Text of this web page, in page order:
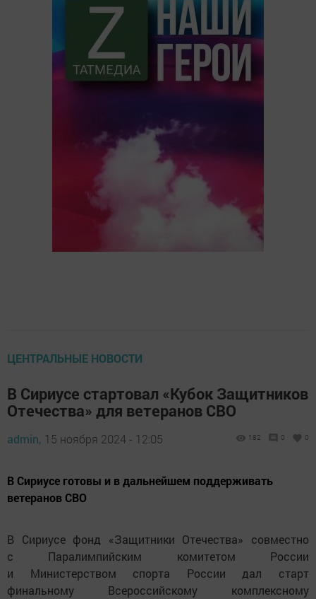
ЦЕНТРАЛЬНЫЕ НОВОСТИ
В Сириусе стартовал «Кубок Защитников
Отечества» для ветеранов СВО
admin, 15 ноября 2024 - 12:05 182 0 0
В Сириусе готовы и в дальнейшем поддерживать
ветеранов СВО
В Сириусе фонд «Защитники Отечества» совместно
с Паралимпийским комитетом России
и Министерством спорта России дал старт
финальному Всероссийскому комплексному